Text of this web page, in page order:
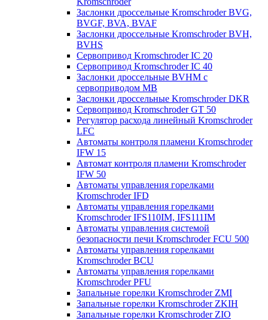
Заслонки дроссельные Kromschroder BVG,
BVGF, BVA, BVAF
Заслонки дроссельные Kromschroder BVH,
BVHS
Сервопривод Kromschroder IC 20
Сервопривод Kromschroder IC 40
Заслонки дроссельные BVHM с
сервоприводом МВ
Заслонки дроссельные Kromschroder DKR
Cервопривод Kromschroder GT 50
Регулятор расхода линейный Kromschroder
LFC
Автоматы контроля пламени Kromschroder
IFW 15
Автомат контроля пламени Kromschroder
IFW 50
Автоматы управления горелками
Kromschroder IFD
Автоматы управления горелками
Kromschroder IFS110IM, IFS111IM
Автоматы управления системой
безопасности печи Kromschroder FCU 500
Автоматы управления горелками
Kromschroder BCU
Автоматы управления горелками
Kromschroder PFU
Запальные горелки Kromschroder ZМI
Запальные горелки Kromschroder ZKIH
Запальные горелки Kromschroder ZIO